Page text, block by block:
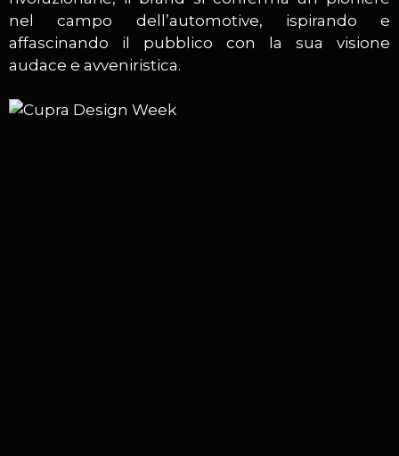
nel campo dell’automotive, ispirando e
affascinando il pubblico con la sua visione
audace e avveniristica.